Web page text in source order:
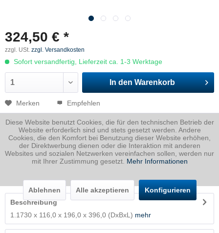
324,50 € *
zzgl. USt. zzgl. Versandkosten
Sofort versandfertig, Lieferzeit ca. 1-3 Werktage
In den Warenkorb
Merken Empfehlen
Artikel-Nr.: 1730116019600396P
Dicke
116 mm
Breite
196 mm
396 mm
Gewicht 70.68Kg
Beschreibung
1.1730 x 116,0 x 196,0 x 396,0 (DxBxL) mehr
Diese Website benutzt Cookies, die für den technischen Betrieb der
Website erforderlich sind und stets gesetzt werden. Andere
Cookies, die den Komfort bei Benutzung dieser Website erhöhen,
der Direktwerbung dienen oder die Interaktion mit anderen
Websites und sozialen Netzwerken vereinfachen sollen, werden nur
mit Ihrer Zustimmung gesetzt. Mehr Informationen
Ablehnen Alle akzeptieren Konfigurieren